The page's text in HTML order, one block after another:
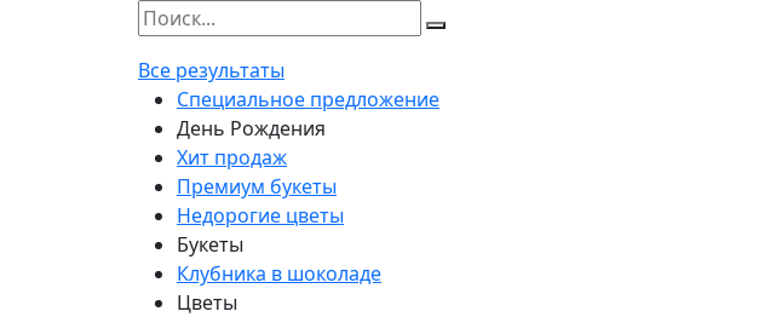
Все результаты
Специальное предложение
День Рождения
Хит продаж
Премиум букеты
Недорогие цветы
Букеты
Клубника в шоколаде
Цветы